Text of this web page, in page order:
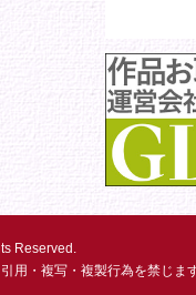
Reserved.
用・複写・複製行為を禁じま